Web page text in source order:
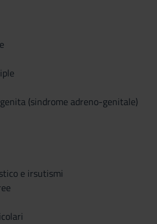
(sindrome adreno-genitale)
e irsutismi